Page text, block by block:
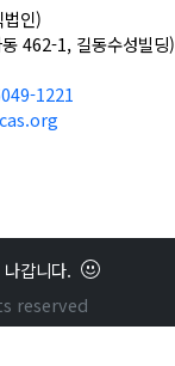
인)
462-1, 길동수성빌딩)
1221
갑니다.
reserved